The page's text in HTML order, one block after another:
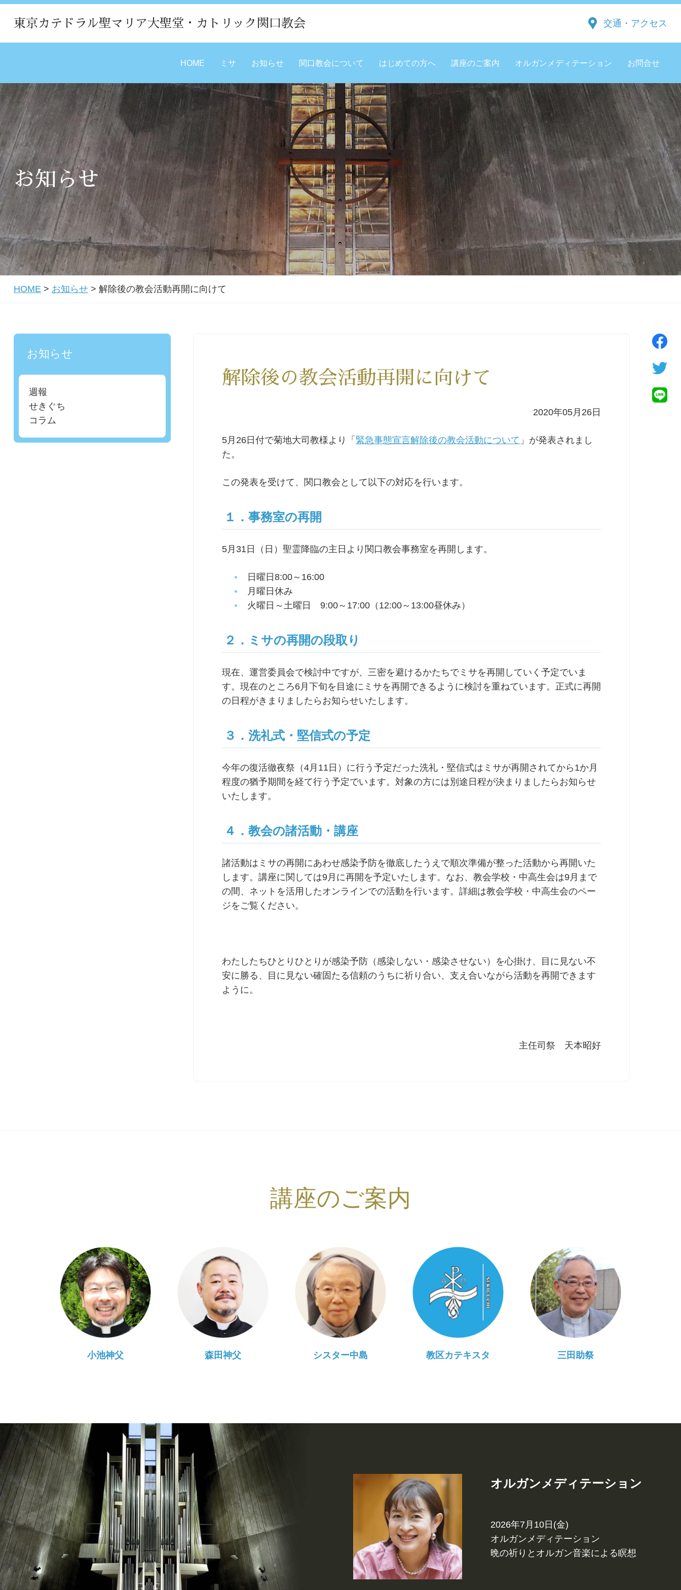
東京カテドラル聖マリア大聖堂・カトリック関口教会 交通・アクセス
HOME ミサ お知らせ 関口教会について はじめての方へ 講座のご案内 オルガンメディテーション お問合せ
お知らせ
HOME > お知らせ > 解除後の教会活動再開に向けて
解除後の教会活動再開に向けて
2020年05月26日
5月26日付で菊地大司教様より「 緊急事態宣言解除後の教会活動について 」が発表されまし
た。
この発表を受けて、関口教会として以下の対応を行います。
１．事務室の再開
5月31日（日）聖霊降臨の主日より関口教会事務室を再開します。
日曜日8:00～16:00
月曜日休み
火曜日～土曜日 9:00～17:00（12:00～13:00昼休み）
２．ミサの再開の段取り
現在、運営委員会で検討中ですが、三密を避けるかたちでミサを再開していく予定でいま
す。現在のところ6月下旬を目途にミサを再開できるように検討を重ねています。正式に再開
の日程がきまりましたらお知らせいたします。
３．洗礼式・堅信式の予定
今年の復活徹夜祭（4月11日）に行う予定だった洗礼・堅信式はミサが再開されてから1か月
程度の猶予期間を経て行う予定でいます。対象の方には別途日程が決まりましたらお知らせ
いたします。
４．教会の諸活動・講座
諸活動はミサの再開にあわせ感染予防を徹底したうえで順次準備が整った活動から再開いた
します。講座に関しては9月に再開を予定いたします。なお、教会学校・中高生会は9月まで
の間、ネットを活用したオンラインでの活動を行います。詳細は教会学校・中高生会のペー
ジをご覧ください。
わたしたちひとりひとりが感染予防（感染しない・感染させない）を心掛け、目に見ない不
安に勝る、目に見ない確固たる信頼のうちに祈り合い、支え合いながら活動を再開できます
ように。
主任司祭 天本昭好
お知らせ
週報
せきぐち
コラム
講座のご案内
小池神父 森田神父 シスター中島 教区カテキスタ 三田助祭
オルガンメディテーション
2026年7月10日(金)
オルガンメディテーション
晩の祈りとオルガン音楽による瞑想